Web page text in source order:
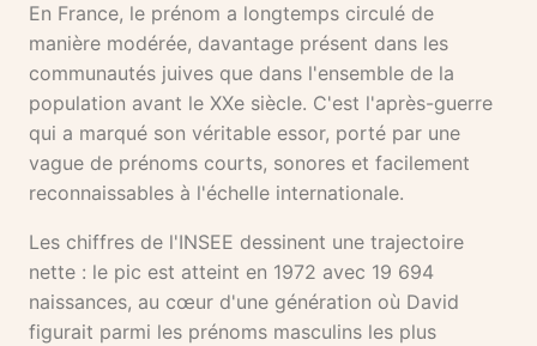
En France, le prénom a longtemps circulé de
manière modérée, davantage présent dans les
communautés juives que dans l'ensemble de la
population avant le XXe siècle. C'est l'après-guerre
qui a marqué son véritable essor, porté par une
vague de prénoms courts, sonores et facilement
reconnaissables à l'échelle internationale.
Les chiffres de l'INSEE dessinent une trajectoire
nette : le pic est atteint en 1972 avec 19 694
naissances, au cœur d'une génération où David
figurait parmi les prénoms masculins les plus